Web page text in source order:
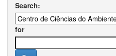
Search:
for